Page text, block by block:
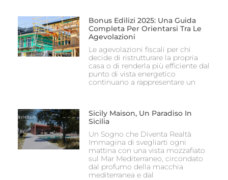
Bonus Edilizi 2025: Una Guida
Completa Per Orientarsi Tra Le
Agevolazioni
Le agevolazioni fiscali per chi
decide di ristrutturare la propria
casa o di renderla più efficiente dal
punto di vista energetico
continuano a rappresentare un
Sicily Maison, Un Paradiso In
Sicilia
Un Sogno che Diventa Realtà
Immagina di svegliarti ogni
mattina con una vista mozzafiato
sul Mar Mediterraneo, circondato
dal profumo della macchia
mediterranea e dal